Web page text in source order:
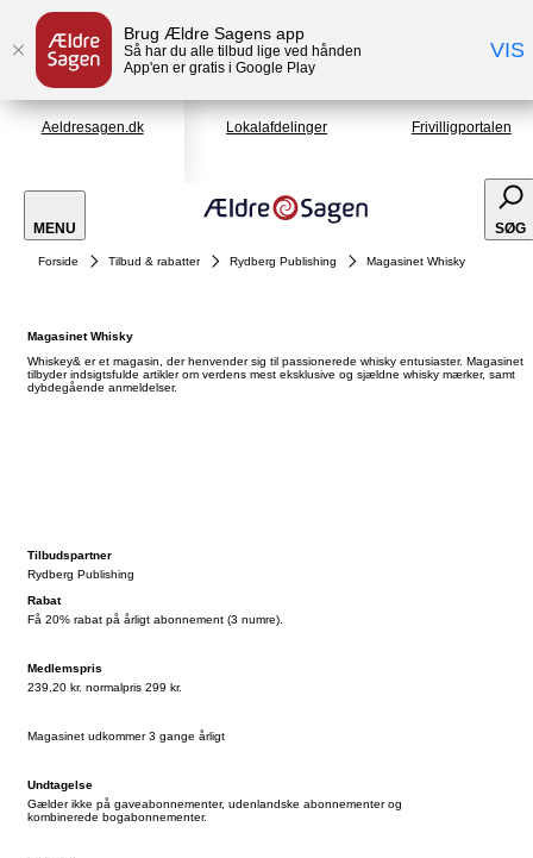
Brug Ældre Sagens app
Så har du alle tilbud lige ved hånden
App'en er gratis i Google Play
VIS
Aeldresagen.dk Lokalafdelinger Frivilligportalen
MENU SØG
Forside Tilbud & rabatter Rydberg Publishing Magasinet Whisky
Magasinet Whisky
Whiskey& er et magasin, der henvender sig til passionerede whisky entusiaster. Magasinet
tilbyder indsigtsfulde artikler om verdens mest eksklusive og sjældne whisky mærker, samt
dybdegående anmeldelser.
Tilbudspartner
Rydberg Publishing
Rabat
Få 20% rabat på årligt abonnement (3 numre).
Medlemspris
239,20 kr. normalpris 299 kr.
Magasinet udkommer 3 gange årligt
Undtagelse
Gælder ikke på gaveabonnementer, udenlandske abonnementer og
kombinerede bogabonnementer.